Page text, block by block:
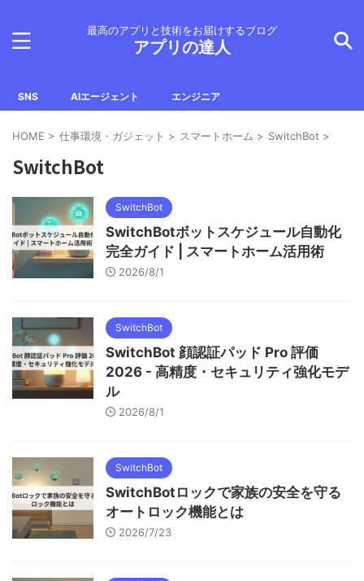
最高のアプリと技術をお届けするブログ
アプリの達人
SNS AIエージェント エンジニア
HOME > 仕事環境・ガジェット > スマートホーム > SwitchBot >
SwitchBot
SwitchBot
SwitchBotボットスケジュール自動化
完全ガイド | スマートホーム活用術
2026/8/1
SwitchBot
SwitchBot 顔認証パッド Pro 評価
2026 - 高精度・セキュリティ強化モデ
ル
2026/8/1
SwitchBot
SwitchBotロックで家族の安全を守る
オートロック機能とは
2026/7/23